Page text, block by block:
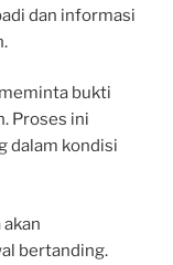
dan informasi
bukti
Proses ini
dalam kondisi
bertanding.